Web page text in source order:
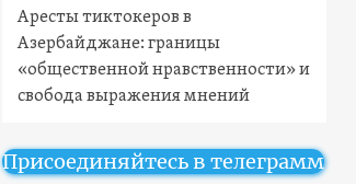
Аресты тиктокеров в
Азербайджане: границы
«общественной нравственности» и
свобода выражения мнений
Присоединяйтесь в телеграмм